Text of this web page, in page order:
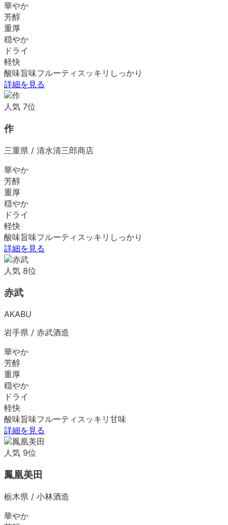
華やか
芳醇
重厚
穏やか
ドライ
軽快
酸味旨味フルーティ スッキリ しっかり
詳細を見る
人気 7位
作
三重県 / 清水清三郎商店
華やか
芳醇
重厚
穏やか
ドライ
軽快
酸味旨味フルーティ スッキリ しっかり
詳細を見る
人気 8位
赤武
AKABU
岩手県 / 赤武酒造
華やか
芳醇
重厚
穏やか
ドライ
軽快
酸味旨味フルーティ スッキリ 甘味
詳細を見る
人気 9位
鳳凰美田
栃木県 / 小林酒造
華やか